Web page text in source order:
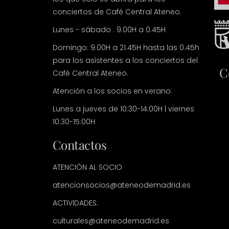
conciertos de Café Central Ateneo.
Lunes - sábado : 9.00H a 0.45H
Domingo: 9.00H a 21.45H hasta las 0.45h
para los asistentes a los conciertos del
Café Central Ateneo.
Atención a los socios en verano:
Lunes a jueves de 10:30-14:00H | viernes
10:30-15:00H
Contactos
ATENCIÓN AL SOCIO
atencionsocios@ateneodemadrid.es
ACTIVIDADES:
culturales@ateneodemadrid.es